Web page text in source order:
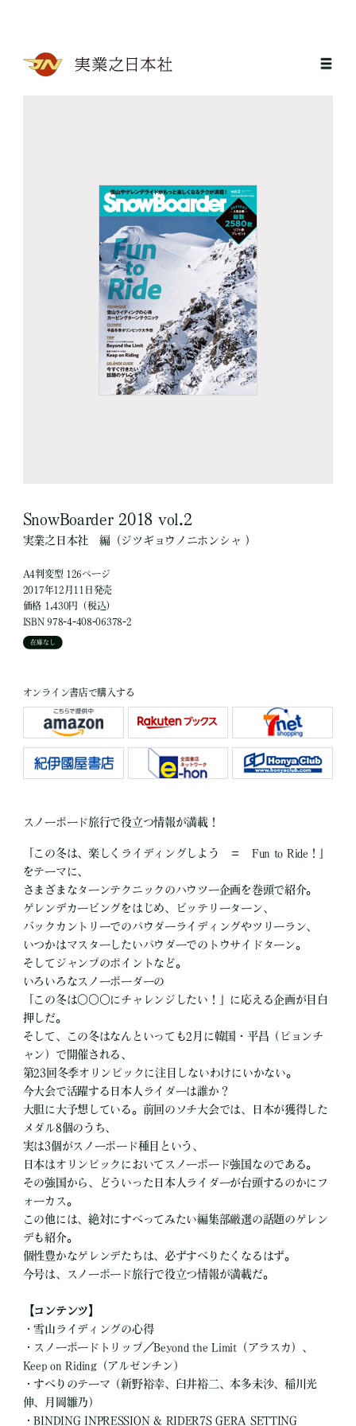
SnowBoarder 2018 vol.2
実業之日本社 編（ジツギョウノニホンシャ ）
A4判変型 126ページ
2017年12月11日発売
価格 1,430円（税込）
ISBN 978-4-408-06378-2
在庫なし
オンライン書店で購入する
スノーボード旅行で役立つ情報が満載！
「この冬は、楽しくライディングしよう ＝ Fun to Ride！」
をテーマに、
さまざまなターンテクニックのハウツー企画を巻頭で紹介。
ゲレンデカービングをはじめ、ビッテリーターン、
バックカントリーでのパウダーライディングやツリーラン、
いつかはマスターしたいパウダーでのトウサイドターン。
そしてジャンプのポイントなど。
いろいろなスノーボーダーの
「この冬は○○○にチャレンジしたい！」に応える企画が目白
押しだ。
そして、この冬はなんといっても2月に韓国・平昌（ピョンチ
ャン）で開催される、
第23回冬季オリンピックに注目しないわけにいかない。
今大会で活躍する日本人ライダーは誰か？
大胆に大予想している。前回のソチ大会では、日本が獲得した
メダル8個のうち、
実は3個がスノーボード種目という、
日本はオリンピックにおいてスノーボード強国なのである。
その強国から、どういった日本人ライダーが台頭するのかにフ
ォーカス。
この他には、絶対にすべってみたい編集部厳選の話題のゲレン
デも紹介。
個性豊かなゲレンデたちは、必ずすべりたくなるはず。
今号は、スノーボード旅行で役立つ情報が満載だ。
【コンテンツ】
・雪山ライディングの心得
・スノーボードトリップ／Beyond the Limit（アラスカ）、
Keep on Riding（アルゼンチン）
・すべりのテーマ（新野裕幸、臼井裕二、本多未沙、稲川光
伸、月岡雛乃）
・BINDING INPRESSION & RIDER7S GERA SETTING